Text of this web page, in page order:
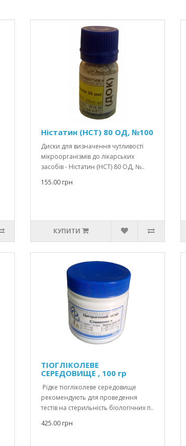
Ністатин (НСТ) 80 ОД, №100
Диски для визначення чутливості
мікроорганізмів до лікарських
засобів - Ністатин (НСТ) 80 ОД, №..
155.00 грн
КУПИТИ
ТІОГЛІКОЛЕВЕ
СЕРЕДОВИЩЕ , 100 гр
Рідке тіогліколеве середовище
рекомендують для проведення
тестів на стерильність біологічних п..
425.00 грн